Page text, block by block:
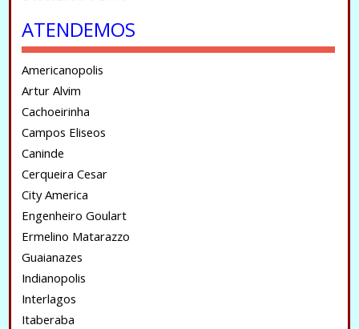
ATENDEMOS
Americanopolis
Artur Alvim
Cachoeirinha
Campos Eliseos
Caninde
Cerqueira Cesar
City America
Engenheiro Goulart
Ermelino Matarazzo
Guaianazes
Indianopolis
Interlagos
Itaberaba